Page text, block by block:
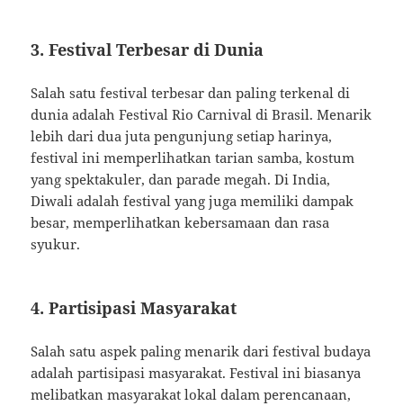
3. Festival Terbesar di Dunia
Salah satu festival terbesar dan paling terkenal di
dunia adalah Festival Rio Carnival di Brasil. Menarik
lebih dari dua juta pengunjung setiap harinya,
festival ini memperlihatkan tarian samba, kostum
yang spektakuler, dan parade megah. Di India,
Diwali adalah festival yang juga memiliki dampak
besar, memperlihatkan kebersamaan dan rasa
syukur.
4. Partisipasi Masyarakat
Salah satu aspek paling menarik dari festival budaya
adalah partisipasi masyarakat. Festival ini biasanya
melibatkan masyarakat lokal dalam perencanaan,